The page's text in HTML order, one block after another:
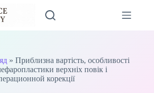
»Приблизна вартість, особливості
верхніх повік і
корекції